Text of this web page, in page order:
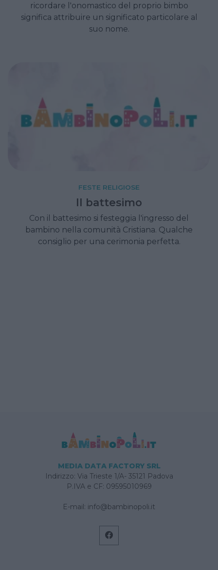
ricordare l'onomastico del proprio bimbo
significa attribuire un significato particolare al
suo nome.
FESTE RELIGIOSE
Il battesimo
Con il battesimo si festeggia l'ingresso del
bambino nella comunità Cristiana. Qualche
consiglio per una cerimonia perfetta.
MEDIA DATA FACTORY SRL
Indirizzo: Via Trieste 1/A- 35121 Padova
P.IVA e CF: 09595010969
E-mail: info@bambinopoli.it